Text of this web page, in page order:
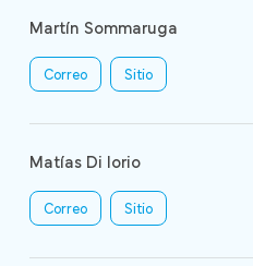
Martín Sommaruga
Correo Sitio
Matías Di Iorio
Correo Sitio